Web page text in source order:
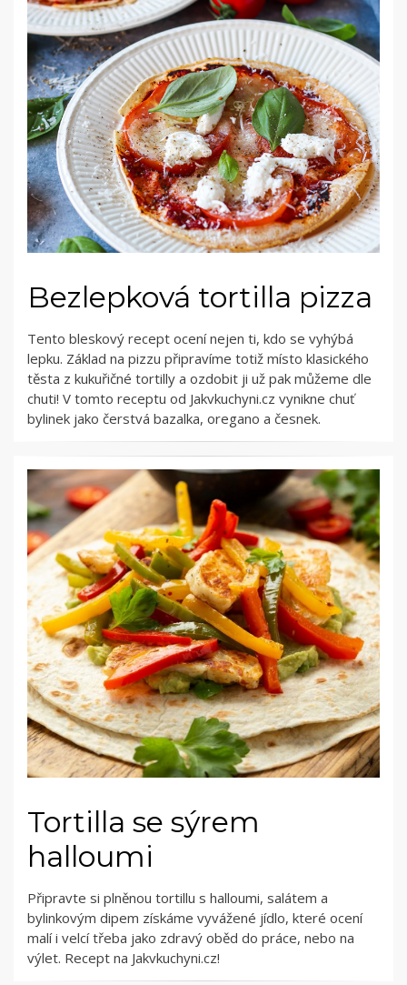
Bezlepková tortilla pizza
Tento bleskový recept ocení nejen ti, kdo se vyhýbá
lepku. Základ na pizzu připravíme totiž místo klasického
těsta z kukuřičné tortilly a ozdobit ji už pak můžeme dle
chuti! V tomto receptu od Jakvkuchyni.cz vynikne chuť
bylinek jako čerstvá bazalka, oregano a česnek.
Tortilla se sýrem
halloumi
Připravte si plněnou tortillu s halloumi, salátem a
bylinkovým dipem získáme vyvážené jídlo, které ocení
malí i velcí třeba jako zdravý oběd do práce, nebo na
výlet. Recept na Jakvkuchyni.cz!